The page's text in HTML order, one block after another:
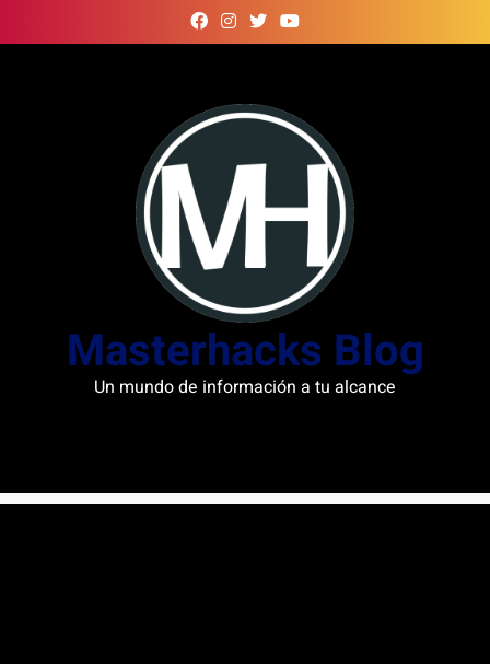
to
Masterhacks Blog
Un mundo de información a tu alcance